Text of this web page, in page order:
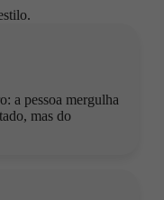
a pessoa mergulha
mas do